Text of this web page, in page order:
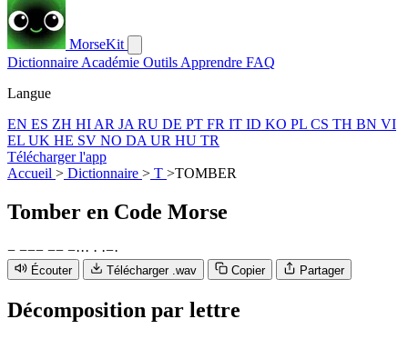
MorseKit
Dictionnaire Académie Outils Apprendre FAQ
Langue
EN ES ZH HI AR JA RU DE PT FR IT ID KO PL CS TH BN VI
EL UK HE SV NO DA UR HU TR
Télécharger l'app
Accueil > Dictionnaire > T >TOMBER
Tomber en Code Morse
− −−− −− −··· · ·−·
Écouter Télécharger .wav Copier Partager
Décomposition par lettre